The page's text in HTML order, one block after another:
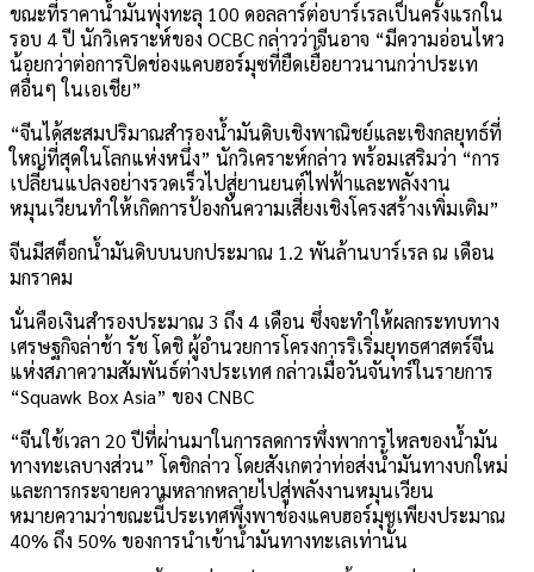
ขณะที่ราคาน้ำมันพุ่งทะลุ 100 ดอลลาร์ต่อบาร์เรลเป็นครั้งแรกใน
รอบ 4 ปี นักวิเคราะห์ของ OCBC กล่าวว่าจีนอาจ “มีความอ่อนไหว
น้อยกว่าต่อการปิดช่องแคบฮอร์มุซที่ยืดเยื้อยาวนานกว่าประเท
ศอื่นๆ ในเอเชีย”
“จีนได้สะสมปริมาณสำรองน้ำมันดิบเชิงพาณิชย์และเชิงกลยุทธ์ที่
ใหญ่ที่สุดในโลกแห่งหนึ่ง” นักวิเคราะห์กล่าว พร้อมเสริมว่า “การ
เปลี่ยนแปลงอย่างรวดเร็วไปสู่ยานยนต์ไฟฟ้าและพลังงาน
หมุนเวียนทำให้เกิดการป้องกันความเสี่ยงเชิงโครงสร้างเพิ่มเติม”
จีนมีสต็อกน้ำมันดิบบนบกประมาณ 1.2 พันล้านบาร์เรล ณ เดือน
มกราคม
นั่นคือเงินสำรองประมาณ 3 ถึง 4 เดือน ซึ่งจะทำให้ผลกระทบทาง
เศรษฐกิจล่าช้า รัช โดชิ ผู้อำนวยการโครงการริเริ่มยุทธศาสตร์จีน
แห่งสภาความสัมพันธ์ต่างประเทศ กล่าวเมื่อวันจันทร์ในรายการ
“Squawk Box Asia” ของ CNBC
“จีนใช้เวลา 20 ปีที่ผ่านมาในการลดการพึ่งพาการไหลของน้ำมัน
ทางทะเลบางส่วน” โดชิกล่าว โดยสังเกตว่าท่อส่งน้ำมันทางบกใหม่
และการกระจายความหลากหลายไปสู่พลังงานหมุนเวียน
หมายความว่าขณะนี้ประเทศพึ่งพาช่องแคบฮอร์มุซเพียงประมาณ
40% ถึง 50% ของการนำเข้าน้ำมันทางทะเลเท่านั้น